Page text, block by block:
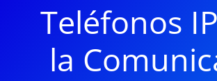
Teléfonos
la